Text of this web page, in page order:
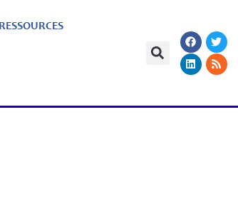
RESSOURCES